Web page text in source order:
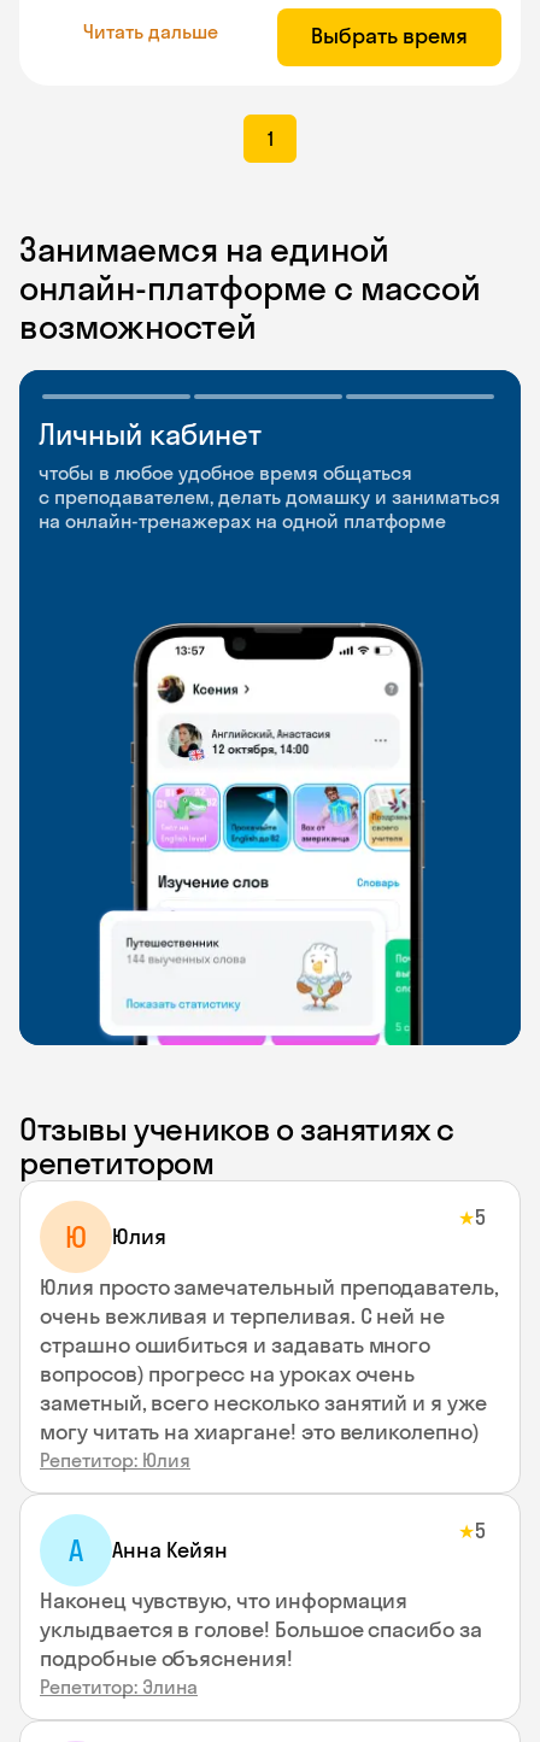
Читать дальше Выбрать время
1
Занимаемся на единой
онлайн-платформе с массой
возможностей
Личный кабинет
чтобы в любое удобное время общаться
с преподавателем, делать домашку и заниматься
на онлайн-тренажерах на одной платформе
Мобильное
приложение
чтобы заниматься и изучать новые слова где
и когда удобно
Разговорные клубы
и Talks
Групповые занятия для разговорной практики
и индивидуальные встречи с преподавателями
Отзывы учеников о занятиях с
репетитором
Ю Юлия
★5
Юлия просто замечательный преподаватель,
очень вежливая и терпеливая. С ней не
страшно ошибиться и задавать много
вопросов) прогресс на уроках очень
заметный, всего несколько занятий и я уже
могу читать на хиаргане! это великолепно)
Репетитор: Юлия
А Анна Кейян
★5
Наконец чувствую, что информация
уклыдвается в голове! Большое спасибо за
подробные объяснения!
Репетитор: Элина